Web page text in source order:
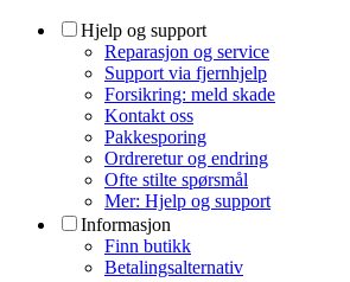
Hjelp og support
Reparasjon og service
Support via fjernhjelp
Forsikring: meld skade
Kontakt oss
Pakkesporing
Ordreretur og endring
Ofte stilte spørsmål
Mer: Hjelp og support
Informasjon
Finn butikk
Betalingsalternativ